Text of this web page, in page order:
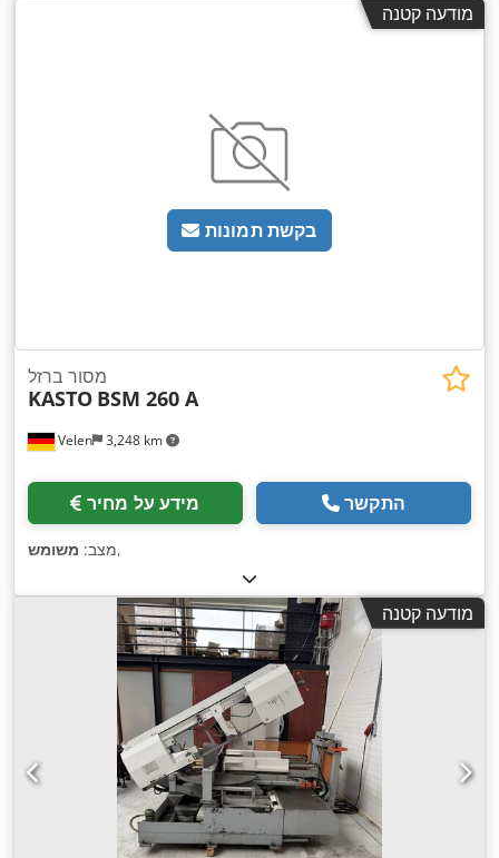
מודעה קטנה
בקשת תמונות
Velen 3,248 km
מסור ברזל
KASTO BSM 260 A
מידע על מחיר התקשר
מצב: משומש ,
מודעה קטנה